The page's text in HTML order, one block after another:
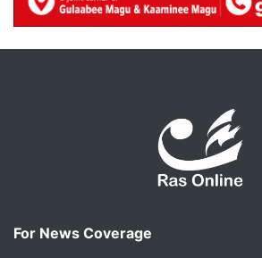
For News Coverage